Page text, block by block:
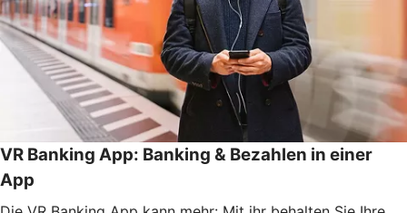
VR Banking App: Banking & Bezahlen in einer
App